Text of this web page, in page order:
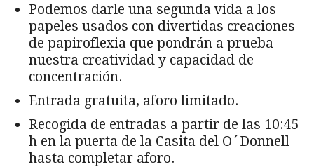
Podemos darle una segunda vida a los
papeles usados con divertidas creaciones
de papiroflexia que pondrán a prueba
nuestra creatividad y capacidad de
concentración.
Entrada gratuita, aforo limitado.
Recogida de entradas a partir de las 10:45
h en la puerta de la Casita del O´Donnell
hasta completar aforo.